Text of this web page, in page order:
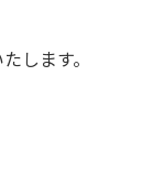
します。